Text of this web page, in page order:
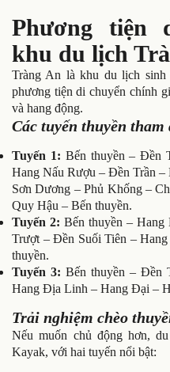
Phương tiện
khu du lịch
Tràng An là khu du lịch
phương tiện di chuyển chính
và hang động.
Các tuyến thuyền
Tuyến 1: Bến thuyền – Đền
Hang Nấu Rượu – Đền Trần –
Sơn Dương – Phủ Khống –
Quy Hậu – Bến thuyền.
Tuyến 2: Bến thuyền – Hang
Trượt – Đền Suối Tiên –
thuyền.
Tuyến 3: Bến thuyền – Đền
Hang Địa Linh – Hang Đại –
Trải nghiệm chèo
Nếu muốn chủ động hơn,
Kayak, với hai tuyến nổi bật: